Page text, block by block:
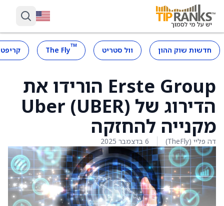
חדשות שוק ההון וול סטריט ™
The Fly
Erste Group הורידו את
הדירוג של Uber (UBER)
מקנייה להחזקה
דה פליי (TheFly) 6 בדצמבר 2025